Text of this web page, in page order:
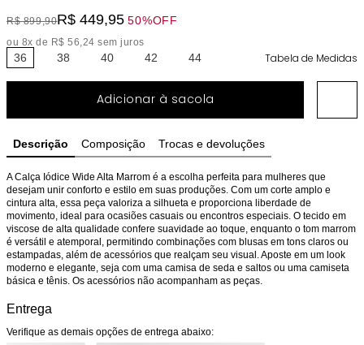
R$ 899,90R$ 449,95 50%OFF
ou 8x de R$ 56,24 sem juros
36 38 40 42 44 Tabela de Medidas
Adicionar à sacola
Descrição Composição Trocas e devoluções
A Calça Iódice Wide Alta Marrom é a escolha perfeita para mulheres que
desejam unir conforto e estilo em suas produções. Com um corte amplo e
cintura alta, essa peça valoriza a silhueta e proporciona liberdade de
movimento, ideal para ocasiões casuais ou encontros especiais. O tecido em
viscose de alta qualidade confere suavidade ao toque, enquanto o tom marrom
é versátil e atemporal, permitindo combinações com blusas em tons claros ou
estampadas, além de acessórios que realçam seu visual. Aposte em um look
moderno e elegante, seja com uma camisa de seda e saltos ou uma camiseta
básica e tênis. Os acessórios não acompanham as peças.
Entrega
Verifique as demais opções de entrega abaixo: